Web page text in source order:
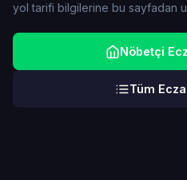
yol tarifi bilgilerine bu sayfadan
Nöbetçi
Tüm